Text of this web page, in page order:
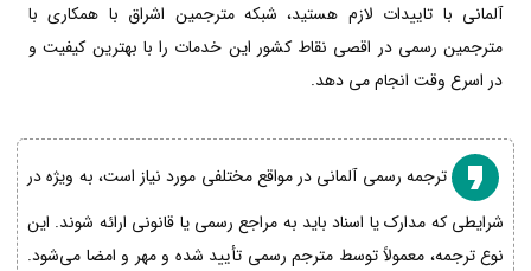
آلمانی با تاییدات لازم هستید، شبکه مترجمین اشراق با همکاری با
مترجمین رسمی در اقصی نقاط کشور این خدمات را با بهترین کیفیت و
در اسرع وقت انجام می دهد.
ترجمه رسمی آلمانی در مواقع مختلفی مورد نیاز است، به ویژه در
شرایطی که مدارک یا اسناد باید به مراجع رسمی یا قانونی ارائه شوند. این
نوع ترجمه، معمولاً توسط مترجم رسمی تأیید شده و مهر و امضا می‌شود.